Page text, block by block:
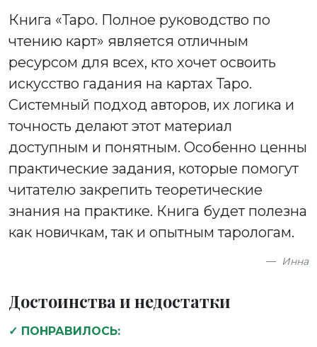
Книга «Таро. Полное руководство по
чтению карт» является отличным
ресурсом для всех, кто хочет освоить
искусство гадания на картах Таро.
Системный подход авторов, их логика и
точность делают этот материал
доступным и понятным. Особенно ценны
практические задания, которые помогут
читателю закрепить теоретические
знания на практике. Книга будет полезна
как новичкам, так и опытным тарологам.
Инна
Достоинства и недостатки
✓ ПОНРАВИЛОСЬ: